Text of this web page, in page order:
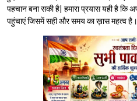
पहचान बना सकी है| हमारा प्रयास यही है
पहुंचाएं जिसमें सही और समय का ख़ास महत्व है।